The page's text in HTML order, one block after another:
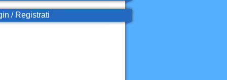
/ Registrati